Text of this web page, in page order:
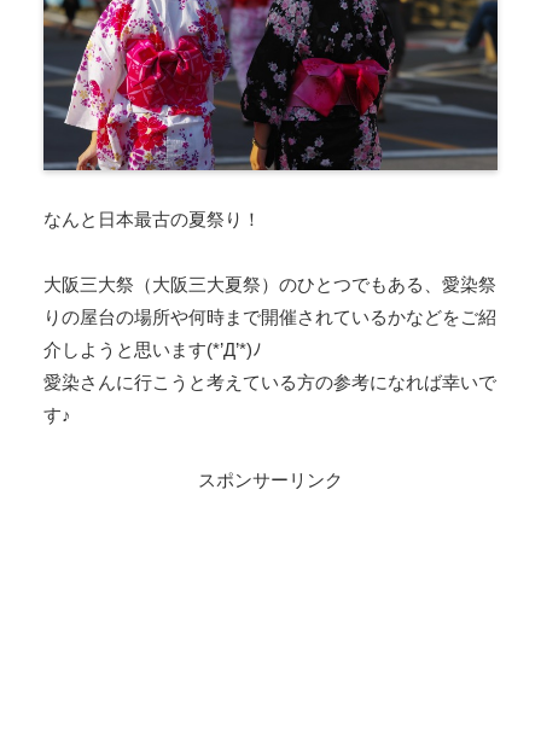
なんと日本最古の夏祭り！
大阪三大祭（大阪三大夏祭）のひとつでもある、愛染祭
りの屋台の場所や何時まで開催されているかなどをご紹
介しようと思います(*’Д’*)ﾉ
愛染さんに行こうと考えている方の参考になれば幸いで
す♪
スポンサーリンク